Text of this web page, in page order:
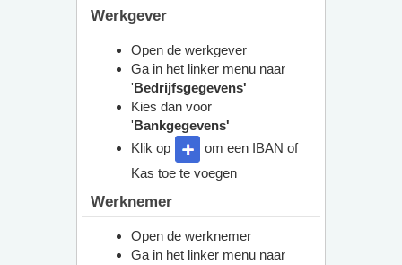
Werkgever
Open de werkgever
Ga in het linker menu naar
'Bedrijfsgegevens'
Kies dan voor
'Bankgegevens'
Klik op
om een IBAN of
Kas toe te voegen
Werknemer
Open de werknemer
Ga in het linker menu naar